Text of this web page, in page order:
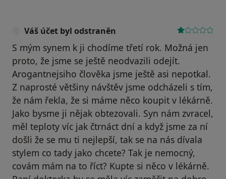
Váš účet byl odstraněn
S mým synem k ji chodíme třetí rok. Možná jen
proto, že jsme se ještě neodvazili odejít.
Arogantnejsiho člověka jsme ještě asi nepotkal.
Z naprosté většiny návštěv jsme odcházeli s tím,
že nám řekla, že si máme něco koupit v lékárně.
Jako bysme ji nějak obtezovali. Syn nám zvracel,
měl teploty víc jak čtrnáct dní a když jsme za ní
došli že se mu ti nejlepší, tak se na nás dívala
stylem co tady jako chcete? Tak je nemocný,
covám mám na to říct? Kupte si něco v lékárně.